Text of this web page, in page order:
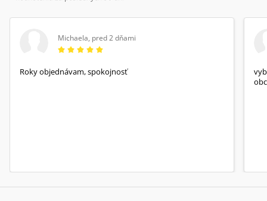
Michaela, pred 2 dňami
Roky objednávam, spokojnosť